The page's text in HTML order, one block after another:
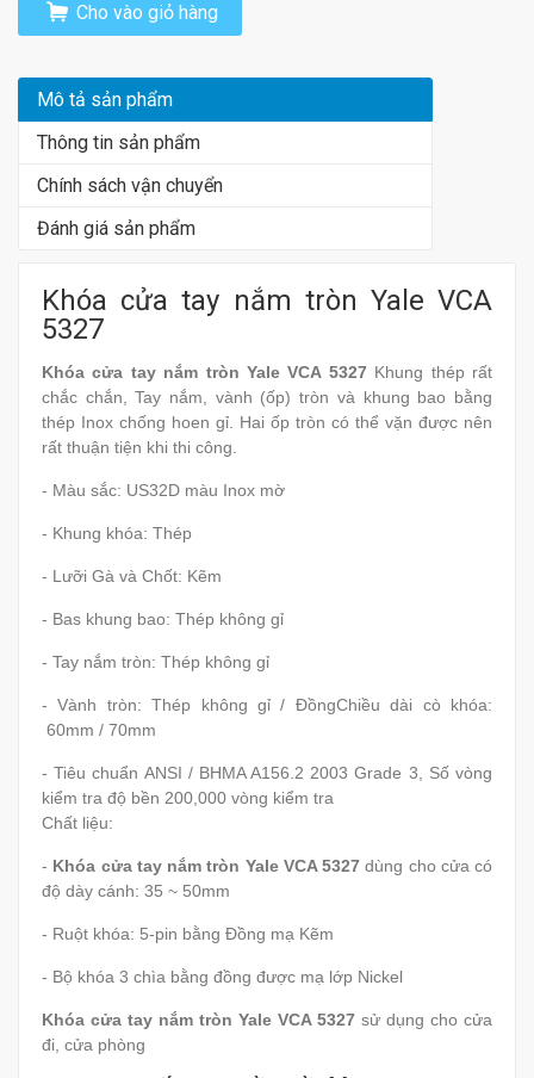
Cho vào giỏ hàng
Mô tả sản phẩm
Thông tin sản phẩm
Chính sách vận chuyển
Đánh giá sản phẩm
Khóa cửa tay nắm tròn Yale VCA
5327
Khóa cửa tay nắm tròn Yale VCA 5327 Khung thép rất
chắc chắn, Tay nắm, vành (ốp) tròn và khung bao bằng
thép Inox chống hoen gỉ. Hai ốp tròn có thể vặn được nên
rất thuận tiện khi thi công.
- Màu sắc: US32D màu Inox mờ
- Khung khóa: Thép
- Lưỡi Gà và Chốt: Kẽm
- Bas khung bao: Thép không gỉ
- Tay nắm tròn: Thép không gỉ
- Vành tròn: Thép không gỉ / ĐồngChiều dài cò khóa:
60mm / 70mm
- Tiêu chuẩn ANSI / BHMA A156.2 2003 Grade 3, Số vòng
kiểm tra độ bền 200,000 vòng kiểm tra
Chất liệu:
- Khóa cửa tay nắm tròn Yale VCA 5327 dùng cho cửa có
độ dày cánh: 35 ~ 50mm
- Ruột khóa: 5-pin bằng Đồng mạ Kẽm
- Bộ khóa 3 chìa bằng đồng được mạ lớp Nickel
Khóa cửa tay nắm tròn Yale VCA 5327 sử dụng cho cửa
đi, cửa phòng